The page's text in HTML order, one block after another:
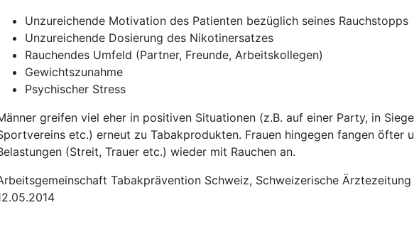
Unzureichende Motivation des Patienten bezüglich seines Rauchstopps
Unzureichende Dosierung des Nikotinersatzes
Rauchendes Umfeld (Partner, Freunde, Arbeitskollegen)
Gewichtszunahme
Psychischer Stress
greifen viel eher in positiven Situationen (z.B. auf einer Party, in
etc.) erneut zu Tabakprodukten. Frauen hingegen fangen öfter
(Streit, Trauer etc.) wieder mit Rauchen an.
Tabakprävention Schweiz, Schweizerische Ärztezeitung